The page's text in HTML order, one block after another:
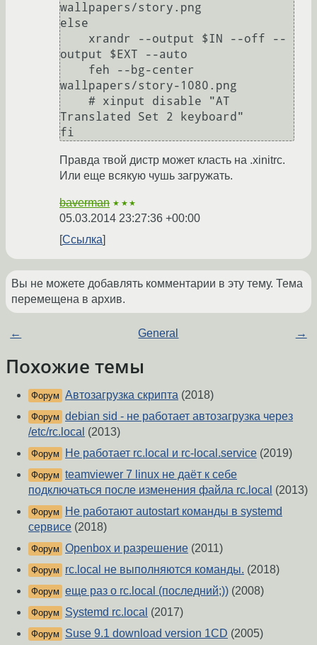
wallpapers/story.png
else
output $EXT --auto
wallpapers/story-1080.png
Translated Set 2 keyboard"
Правда твой дистр может класть на .xinitrc.
Или еще всякую чушь загружать.
baverman ★★★
05.03.2014 23:27:36 +00:00
Ссылка
Вы не можете добавлять комментарии в эту тему. Тема
перемещена в архив.
← General →
Похожие темы
Форум Автозагрузка скрипта (2018)
Форум debian sid - не работает автозагрузка через
/etc/rc.local (2013)
Форум Не работает rc.local и rc-local.service (2019)
Форум teamviewer 7 linux не даёт к себе
подключаться после изменения файла rc.local (2013)
Форум
Не работают autostart команды в systemd
сервисе (2018)
Форум Openbox и разрешение (2011)
Форум rc.local не выполняются команды. (2018)
Форум еще раз о rc.local (последний;)) (2008)
Форум Systemd rc.local (2017)
Форум Suse 9.1 download version 1CD (2005)